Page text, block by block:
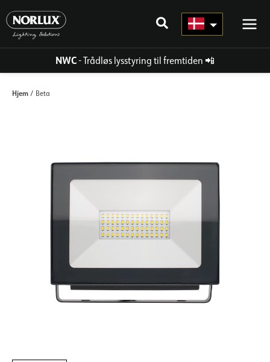
indhold
NWC- Trådløs lysstyring til fremtiden 📲
Hjem / Beta